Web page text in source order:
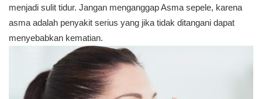
menjadi sulit tidur. Jangan menganggap Asma sepele, karena
asma adalah penyakit serius yang jika tidak ditangani dapat
menyebabkan kematian.